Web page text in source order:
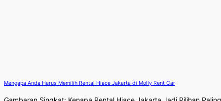
Mengapa Anda Harus Memilih Rental Hiace Jakarta di Molly Rent Car